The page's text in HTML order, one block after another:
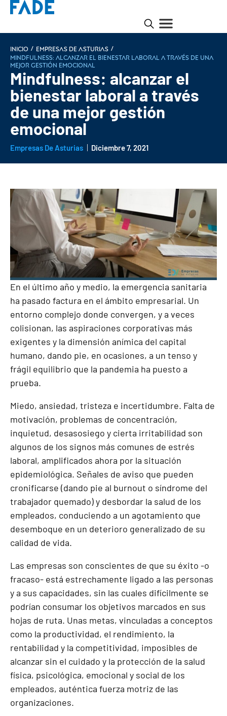
INICIO / Empresas de Asturias /
Mindfulness: alcanzar el bienestar laboral a través de una
mejor gestión emocional
Mindfulness: alcanzar el
bienestar laboral a través
de una mejor gestión
emocional
Empresas De Asturias Diciembre 7, 2021
En el último año y medio, la emergencia sanitaria
ha pasado factura en el ámbito empresarial. Un
entorno complejo donde convergen, y a veces
colisionan, las aspiraciones corporativas más
exigentes y la dimensión anímica del capital
humano, dando pie, en ocasiones, a un tenso y
frágil equilibrio que la pandemia ha puesto a
prueba.
Miedo, ansiedad, tristeza e incertidumbre. Falta de
motivación, problemas de concentración,
inquietud, desasosiego y cierta irritabilidad son
algunos de los signos más comunes de estrés
laboral, amplificados ahora por la situación
epidemiológica. Señales de aviso que pueden
cronificarse (dando pie al burnout o síndrome del
trabajador quemado) y desbordar la salud de los
empleados, conduciendo a un agotamiento que
desemboque en un deterioro generalizado de su
calidad de vida.
Las empresas son conscientes de que su éxito -o
fracaso- está estrechamente ligado a las personas
y a sus capacidades, sin las cuales difícilmente se
podrían consumar los objetivos marcados en sus
hojas de ruta. Unas metas, vinculadas a conceptos
como la productividad, el rendimiento, la
rentabilidad y la competitividad, imposibles de
alcanzar sin el cuidado y la protección de la salud
física, psicológica, emocional y social de los
empleados, auténtica fuerza motriz de las
organizaciones.